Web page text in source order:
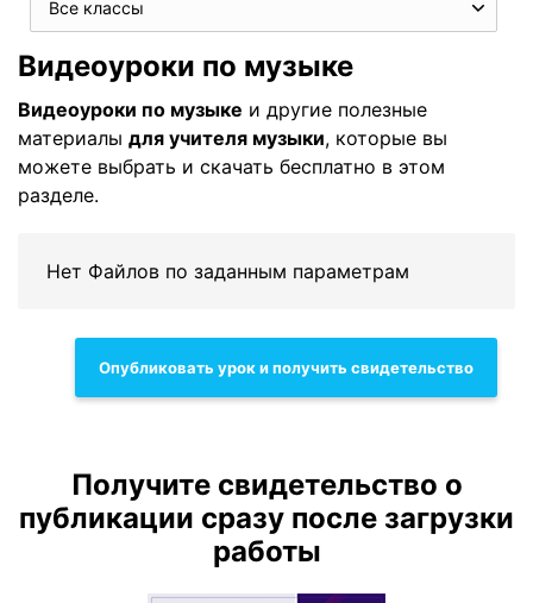
Все классы
Видеоуроки по музыке
Видеоуроки по музыке и другие полезные
материалы для учителя музыки, которые вы
можете выбрать и скачать бесплатно в этом
разделе.
Нет Файлов по заданным параметрам
Опубликовать урок и получить свидетельство
Получите свидетельство о
публикации сразу после загрузки
работы